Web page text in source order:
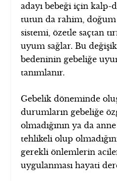
adayı bebeği için kalp-
tutun da rahim,
sistemi, özetle saçtan
uyum sağlar. Bu
bedeninin gebeliğe
tanımlanır.
Gebelik döneminde
durumların gebeliğe
olmadığının ya da
tehlikeli olup
gerekli önlemlerin
uygulanması hayati